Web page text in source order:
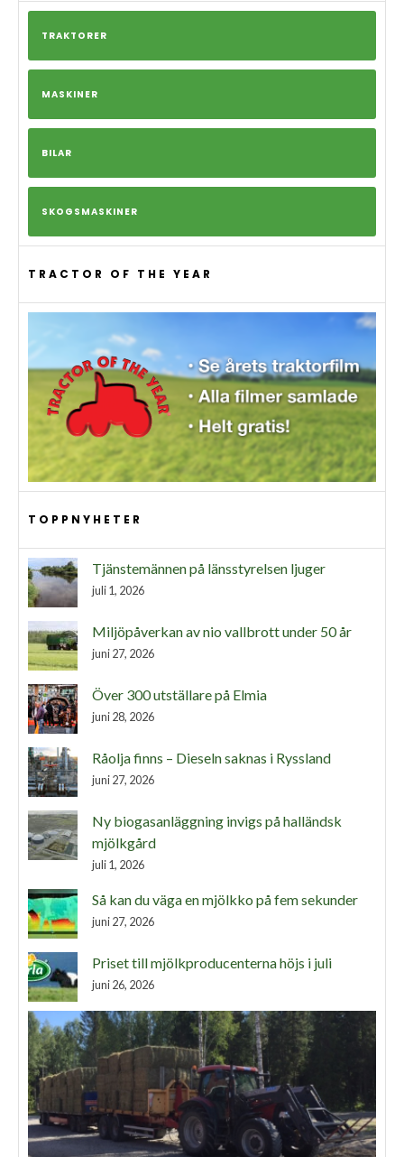
TRAKTORER
MASKINER
BILAR
SKOGSMASKINER
TRACTOR OF THE YEAR
TOPPNYHETER
Tjänstemännen på länsstyrelsen ljuger
juli 1, 2026
Miljöpåverkan av nio vallbrott under 50 år
juni 27, 2026
Över 300 utställare på Elmia
juni 28, 2026
Råolja finns – Dieseln saknas i Ryssland
juni 27, 2026
Ny biogasanläggning invigs på halländsk
mjölkgård
juli 1, 2026
Så kan du väga en mjölkko på fem sekunder
juni 27, 2026
Priset till mjölkproducenterna höjs i juli
juni 26, 2026